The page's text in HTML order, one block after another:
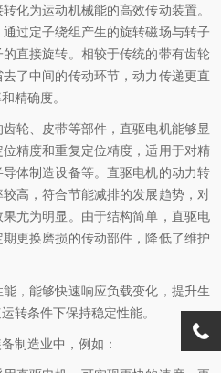
化为运动机械能的高效传动装置。
过定子绕组产生的旋转磁场与转子
直接旋转。相较于传统的带有齿轮
了中间的传动环节，动力传递更直
精确度。
、皮带等部件，直驱电机能够显
精度和重复定位精度，适用于对精
体制造设备等。直驱电机的动力转
高，符合节能减排的发展趋势，对
尤为明显。由于结构简单，直驱电
更换磨损的传动部件，降低了维护
能够快速响应负载变化，提升生
转条件下保持稳定性能。
造业中，例如：